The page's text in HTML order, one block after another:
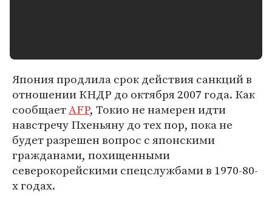
Япония продлила срок действия санкций в
отношении КНДР до октября 2007 года. Как
сообщаетAFP, Токио не намерен идти
навстречу Пхеньяну до тех пор, пока не
будет разрешен вопрос с японскими
гражданами, похищенными
северокорейскими спецслужбами в 1970-80-
х годах.